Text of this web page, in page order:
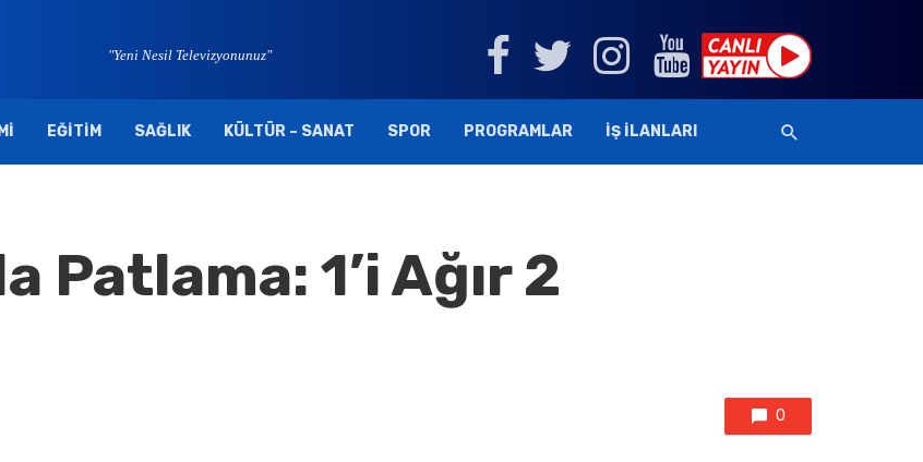
"Yeni Nesil Televizyonunuz"
EĞITIM SAĞLIK KÜLTÜR – SANAT SPOR PROGRAMLAR İŞ İLANLARI
Patlama: 1’i Ağır 2
0